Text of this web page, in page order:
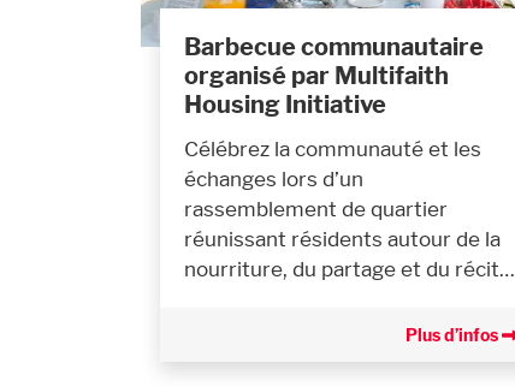
Barbecue communautaire
organisé par Multifaith
Housing Initiative
Célébrez la communauté et les
échanges lors d’un
rassemblement de quartier
réunissant résidents autour de la
nourriture, du partage et du récit…
Plus d’infos